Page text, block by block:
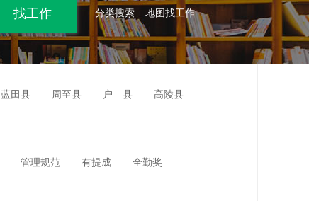
分类搜索 地图找工作
蓝田县 周至县 户 县 高陵县
管理规范 有提成 全勤奖